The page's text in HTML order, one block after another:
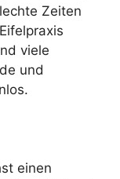
Zeiten
viele
und
einen